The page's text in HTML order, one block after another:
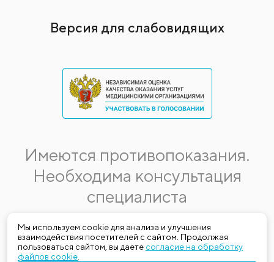
Мы используем cookie для анализа и улучшения
взаимодействия посетителей с сайтом. Продолжая
пользоваться сайтом, вы даете согласие на обработку
файлов cookie
Версия для слабовидящих
Имеются противопоказания.
Необходима консультация
специалиста
Данная информация не является публичной офертой.
Стоимость, название и спектр услуг могут меняться.
Получить актуальную на момент обращения за медицинской